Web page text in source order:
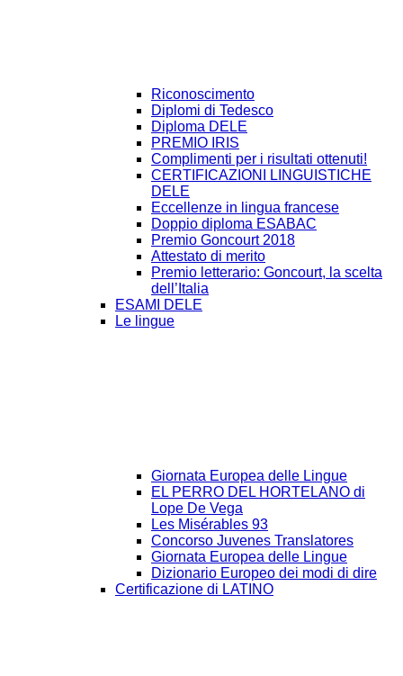
Riconoscimento
Diplomi di Tedesco
Diploma DELE
PREMIO IRIS
Complimenti per i risultati ottenuti!
CERTIFICAZIONI LINGUISTICHE
DELE
Eccellenze in lingua francese
Doppio diploma ESABAC
Premio Goncourt 2018
Attestato di merito
Premio letterario: Goncourt, la scelta
dell’Italia
ESAMI DELE
Le lingue
Giornata Europea delle Lingue
EL PERRO DEL HORTELANO di
Lope De Vega
Les Misérables 93
Concorso Juvenes Translatores
Giornata Europea delle Lingue
Dizionario Europeo dei modi di dire
Certificazione di LATINO